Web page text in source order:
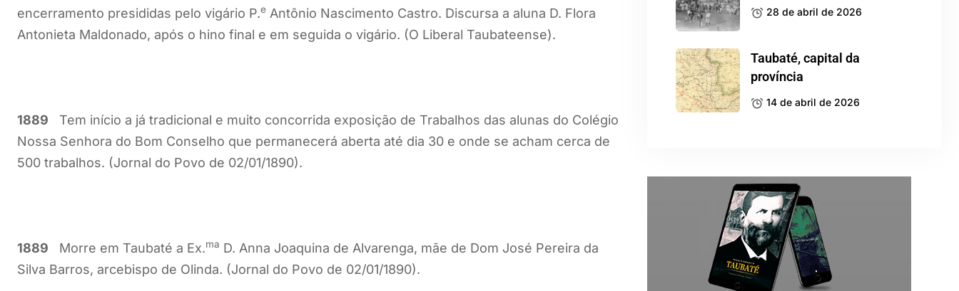
encerramento presididas pelo vigário P.e Antônio Nascimento Castro. Discursa a aluna D. Flora
Antonieta Maldonado, após o hino final e em seguida o vigário. (O Liberal Taubateense).
1889 Tem início a já tradicional e muito concorrida exposição de Trabalhos das alunas do Colégio
Nossa Senhora do Bom Conselho que permanecerá aberta até dia 30 e onde se acham cerca de
500 trabalhos. (Jornal do Povo de 02/01/1890).
1889 Morre em Taubaté a Ex.ma D. Anna Joaquina de Alvarenga, mãe de Dom José Pereira da
Silva Barros, arcebispo de Olinda. (Jornal do Povo de 02/01/1890).
28 de abril de 2026
Taubaté, capital da
província
14 de abril de 2026